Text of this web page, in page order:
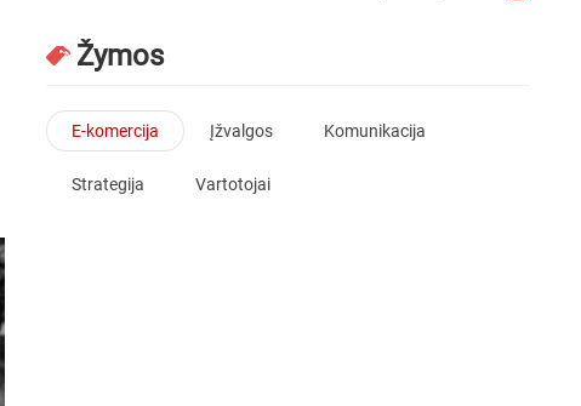
Žymos
E-komercija Įžvalgos Komunikacija
Strategija Vartotojai